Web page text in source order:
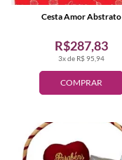
COMPRAR
3x de R$ 95,94
R$287,83
Cesta Amor Abstrato